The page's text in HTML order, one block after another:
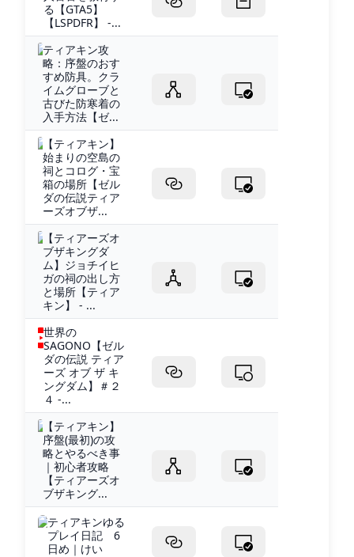
る【GTA5】
【LSPDFR】 -...
ティアキン攻
略：序盤のおす
すめ防具。クラ
イムグローブと
古びた防寒着の
入手方法【ゼ...
【ティアキン】
始まりの空島の
祠とコログ・宝
箱の場所【ゼル
ダの伝説ティア
ーズオブザ...
【ティアーズオ
ブザキングダ
ム】ジョチイヒ
ガの祠の出し方
と場所【ティア
キン】 - ...
世界の
SAGONO【ゼル
ダの伝説 ティア
ーズ オブ ザ キ
ングダム】＃２
４ -...
【ティアキン】
序盤(最初)の攻
略とやるべき事
｜初心者攻略
【ティアーズオ
ブザキング...
ティアキンゆる
プレイ日記 6
日め｜けい